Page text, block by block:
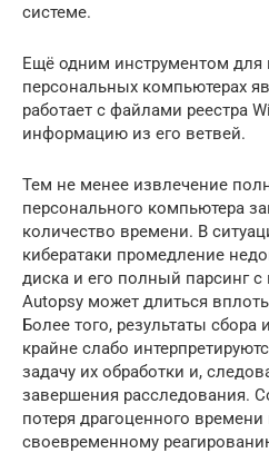
системе.
Ещё одним инструментом для
персональных компьютерах
работает с файлами реестра
информацию из его ветвей.
Тем не менее извлечение
персонального компьютера
количество времени. В
кибератаки промедление
диска и его полный парсинг
Autopsy может длиться
Более того, результаты
крайне слабо
задачу их обработки и,
завершения расследования.
потеря драгоценного
своевременному